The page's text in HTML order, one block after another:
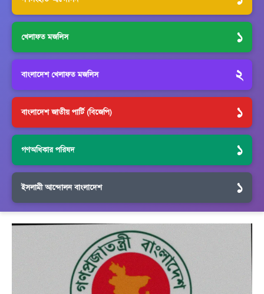
খেলাফত মজলিস ১
বাংলাদেশ খেলাফত মজলিস ২
বাংলাদেশ জাতীয় পার্টি (বিজেপি) ১
গণঅধিকার পরিষদ ১
ইসলামী আন্দোলন বাংলাদেশ ১